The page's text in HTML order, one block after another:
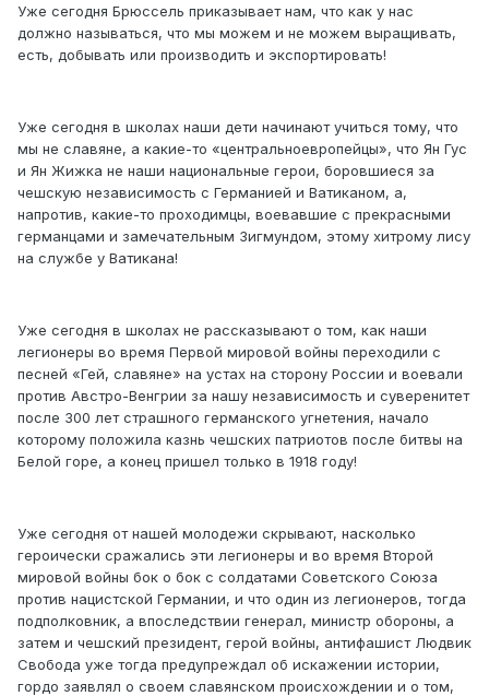
Уже сегодня Брюссель приказывает нам, что как у нас
должно называться, что мы можем и не можем выращивать,
есть, добывать или производить и экспортировать!
Уже сегодня в школах наши дети начинают учиться тому, что
мы не славяне, а какие-то «центральноевропейцы», что Ян Гус
и Ян Жижка не наши национальные герои, боровшиеся за
чешскую независимость с Германией и Ватиканом, а,
напротив, какие-то проходимцы, воевавшие с прекрасными
германцами и замечательным Зигмундом, этому хитрому лису
на службе у Ватикана!
Уже сегодня в школах не рассказывают о том, как наши
легионеры во время Первой мировой войны переходили с
песней «Гей, славяне» на устах на сторону России и воевали
против Австро-Венгрии за нашу независимость и суверенитет
после 300 лет страшного германского угнетения, начало
которому положила казнь чешских патриотов после битвы на
Белой горе, а конец пришел только в 1918 году!
Уже сегодня от нашей молодежи скрывают, насколько
героически сражались эти легионеры и во время Второй
мировой войны бок о бок с солдатами Советского Союза
против нацистской Германии, и что один из легионеров, тогда
подполковник, а впоследствии генерал, министр обороны, а
затем и чешский президент, герой войны, антифашист Людвик
Свобода уже тогда предупреждал об искажении истории,
гордо заявлял о своем славянском происхождении и о том,